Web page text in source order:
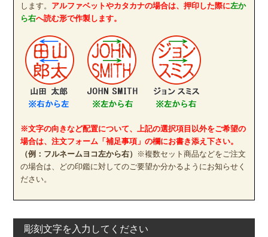
します。 アルファベットやカタカナの場合は、押印した際に左か
ら右へ読む形で作製します。
※文字の向きなど配置について、上記の選択項目以外をご希望の
場合は、注文フォーム「補足事項」の欄にお書き添え下さい。
（例：フルネームヨコ左から右）
※複数セット商品などをご注文
の場合は、どの印鑑に対してのご要望か分かるようにお知らせく
ださい。
彫刻文字を入力してください